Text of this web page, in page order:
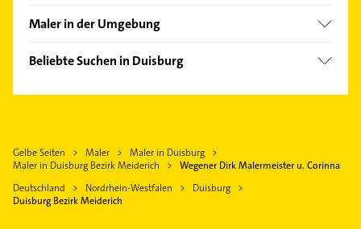
Bezirk Duisburg-Mitte
Bezirk Hamborn
Maler in der Umgebung
Oberhausen Rheinland
Moers
Rheinberg
Voerde (Niederrhein)
Kamp-Lintfort
Beliebte Suchen in Duisburg
Allgemeinarzt
Arzt
Heizung & Sanitär
Gelbe Seiten Maler
Maler in Duisburg
Maler in Duisburg Bezirk Meiderich
Wegener Dirk Malermeister u. Corinna
Deutschland
Nordrhein-Westfalen
Duisburg
Duisburg Bezirk Meiderich